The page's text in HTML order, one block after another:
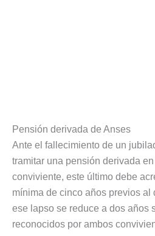
Pensión derivada de Anses
Ante el fallecimiento de un
tramitar una pensión derivada
conviviente, este último debe
mínima de cinco años previos al
ese lapso se reduce a dos años
reconocidos por ambos